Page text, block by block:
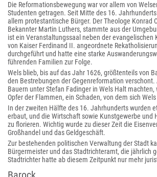
Die Reformationsbewegung war vor allem von
Studenten getragen. Seit Mitte des 16.
allem protestantische Bürger. Der Theologe Konrad
Bekannter Martin Luthers, stammte aus der
ist ein Veranstaltungssaal neben der evangelischen
von Kaiser Ferdinand II. angeordnete
durchgeführt und hatte eine starke
führenden Familien zur Folge.
Wels blieb, bis auf das Jahr 1626, größtenteils von
den Bestrebungen der Gegenreformation
Bauern unter Stefan Fadinger in Wels Halt machten,
Opfer der Flammen, ein Schaden, von dem sich
In der zweiten Hälfte des 16. Jahrhunderts wurden
erbaut, und die Wirtschaft sowie Kunstgewerbe und
zu florieren. Wichtig wurde zu dieser Zeit die
Großhandel und das Geldgeschäft.
Zur bestehenden politischen Verwaltung der Stadt
Bürgermeister und das Stadtrichteramt, die jährlich
Stadtrichter hatte ab diesem Zeitpunkt nur mehr